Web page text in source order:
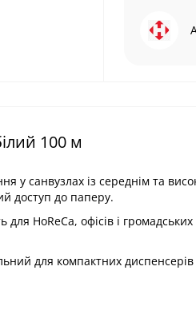
100 м
у санвузлах із середнім та
доступ до паперу.
HoReCa, офісів і громадських
для компактних диспенсерів